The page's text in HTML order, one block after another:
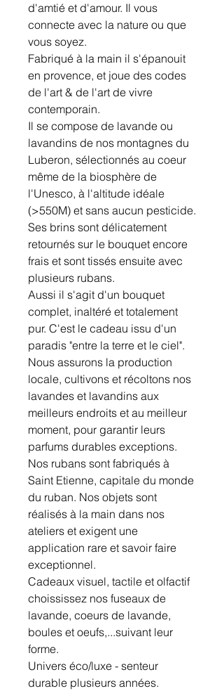
d'amtié et d'amour. Il vous
connecte avec la nature ou que
vous soyez.
Fabriqué à la main il s'épanouit
en provence, et joue des codes
de l'art & de l'art de vivre
contemporain.
Il se compose de lavande ou
lavandins de nos montagnes du
Luberon, sélectionnés au coeur
même de la biosphère de
l'Unesco, à l'altitude idéale
(>550M) et sans aucun pesticide.
Ses brins sont délicatement
retournés sur le bouquet encore
frais et sont tissés ensuite avec
plusieurs rubans.
Aussi il s'agit d'un bouquet
complet, inaltéré et totalement
pur. C'est le cadeau issu d'un
paradis "entre la terre et le ciel".
Nous assurons la production
locale, cultivons et récoltons nos
lavandes et lavandins aux
meilleurs endroits et au meilleur
moment, pour garantir leurs
parfums durables exceptions.
Nos rubans sont fabriqués à
Saint Etienne, capitale du monde
du ruban. Nos objets sont
réalisés à la main dans nos
ateliers et exigent une
application rare et savoir faire
exceptionnel.
Cadeaux visuel, tactile et olfactif
choississez nos fuseaux de
lavande, coeurs de lavande,
boules et oeufs,...suivant leur
forme.
Univers éco/luxe - senteur
durable plusieurs années.